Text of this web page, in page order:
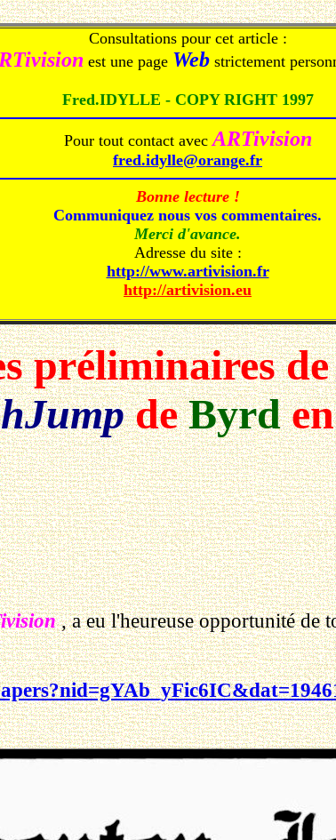
Consultations pour cet article :
est une page Webstrictement
Fred.IDYLLE - COPY RIGHT 1997
Pour tout contact avecARTivision
fred.idylle@orange.fr
Bonne lecture !
Communiquez nous vos commentaires.
Merci d'avance.
Adresse du site :
http://www.artivision.fr
http://artivision.eu
préliminaires
deByrd
, a eu l'heureuse opportunité de